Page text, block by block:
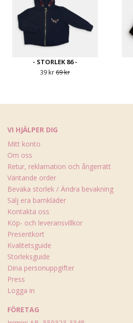
- STORLEK 86 -
39 kr69 kr
VI HJÄLPER DIG
Mitt konto
Om oss
Retur, reklamation och ångerrätt
Väntande order
Bevaka storlek / Ändra bevakning
Sälj era barnkläder
Kontakta oss
Köp- och leveransvillkor
Presentkort
Kvalitetsguide
Storleksguide
Dina personuppgifter
Press
Logga in
FÖRETAG